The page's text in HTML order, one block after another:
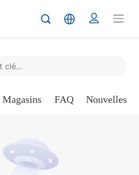
Magasins FAQ Nouvelles